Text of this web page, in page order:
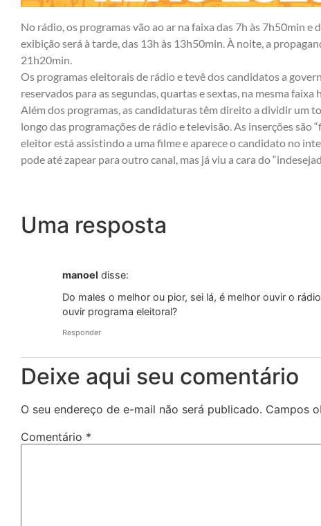
No rádio, os programas vão ao ar na faixa das 7h às 7h50min e
exibição será à tarde, das 13h às 13h50min. À noite, a
21h20min.
Os programas eleitorais de rádio e tevê dos candidatos a
reservados para as segundas, quartas e sextas, na mesma faixa
Além dos programas, as candidaturas têm direito a dividir um
longo das programações de rádio e televisão. As inserções são
eleitor está assistindo a uma filme e aparece o candidato no
pode até zapear para outro canal, mas já viu a cara do
Uma resposta
manoel disse:
Do males o melhor ou pior, sei lá, é melhor ouvir o
ouvir programa eleitoral?
Responder
Deixe aqui seu comentário
O seu endereço de e-mail não será publicado. Campos
Comentário *